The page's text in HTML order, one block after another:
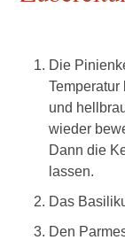
Die
und
wieder
Dann die
lassen.
Das
Den